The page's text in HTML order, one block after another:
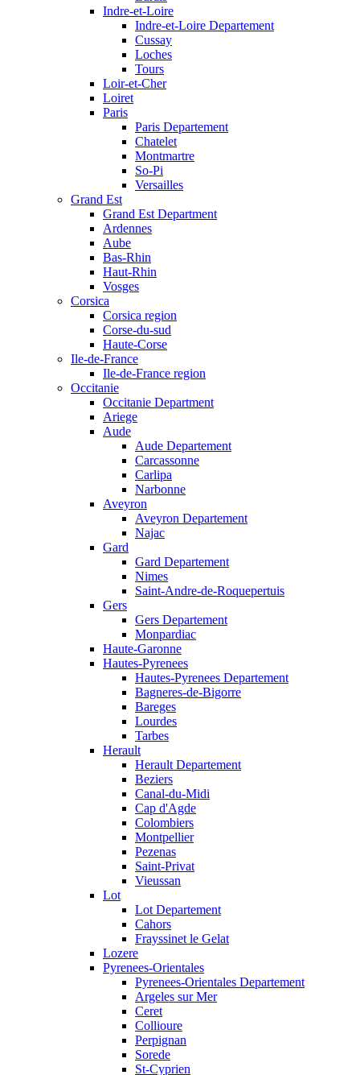
Indre-et-Loire
Indre-et-Loire Departement
Cussay
Loches
Tours
Loir-et-Cher
Loiret
Paris
Paris Departement
Chatelet
Montmartre
So-Pi
Versailles
Grand Est
Grand Est Department
Ardennes
Aube
Bas-Rhin
Haut-Rhin
Vosges
Corsica
Corsica region
Corse-du-sud
Haute-Corse
Ile-de-France
Ile-de-France region
Occitanie
Occitanie Department
Ariege
Aude
Aude Departement
Carcassonne
Carlipa
Narbonne
Aveyron
Aveyron Departement
Najac
Gard
Gard Departement
Nimes
Saint-Andre-de-Roquepertuis
Gers
Gers Departement
Monpardiac
Haute-Garonne
Hautes-Pyrenees
Hautes-Pyrenees Departement
Bagneres-de-Bigorre
Bareges
Lourdes
Tarbes
Herault
Herault Departement
Beziers
Canal-du-Midi
Cap d'Agde
Colombiers
Montpellier
Pezenas
Saint-Privat
Vieussan
Lot
Lot Departement
Cahors
Frayssinet le Gelat
Lozere
Pyrenees-Orientales
Pyrenees-Orientales Departement
Argeles sur Mer
Ceret
Collioure
Perpignan
Sorede
St-Cyprien